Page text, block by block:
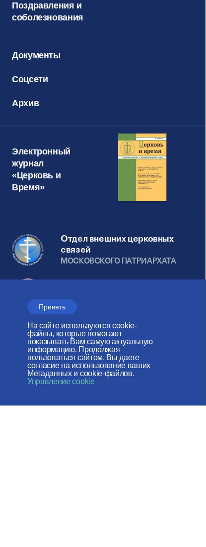
Принять
На сайте используются cookie-
файлы, которые помогают
показывать Вам самую актуальную
информацию. Продолжая
пользоваться сайтом, Вы даете
согласие на использование ваших
Метаданных и cookie-файлов.
Управление cookie
Поздравления и
соболезнования
Документы
Соцсети
Архив
Электронный
журнал
«Церковь и
Время»
Отдел внешних церковных
связей
МОСКОВСКОГО ПАТРИАРХАТА
поддержке
Российского фонда мира
Веб-сайт создан при содействии
Фонда поддержки христианской
культуры и наследия